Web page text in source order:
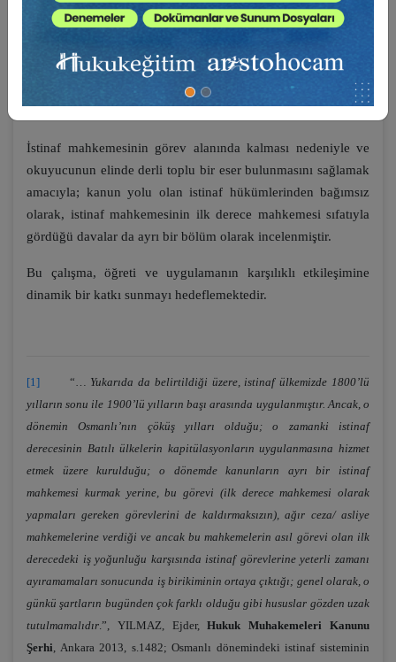
kullanılmaktadır. Aslında bu bir ifade kolaylığı da
kararından söz edildiği durumlarda, aslında bölge adliye
mahkemesi hukuk dairesinin kararından söz edildiğini
İstinaf mahkemesinin görev alanında kalması nedeniyle ve
okuyucunun elinde derli toplu bir eser bulunmasını sağlamak
amacıyla; kanun yolu olan istinaf hükümlerinden bağımsız
olarak, istinaf mahkemesinin ilk derece mahkemesi sıfatıyla
gördüğü davalar da ayrı bir bölüm olarak incelenmiştir.
Bu çalışma, öğreti ve uygulamanın karşılıklı etkileşimine
dinamik bir katkı sunmayı hedeflemektedir.
[1] “… Yukarıda da belirtildiği üzere, istinaf ülkemizde 1800’lü
yılların sonu ile 1900’lü yılların başı arasında uygulanmıştır. Ancak, o
dönemin Osmanlı’nın çöküş yılları olduğu; o zamanki istinaf
derecesinin Batılı ülkelerin kapitülasyonların uygulanmasına hizmet
etmek üzere kurulduğu; o dönemde kanunların ayrı bir istinaf
mahkemesi kurmak yerine, bu görevi (ilk derece mahkemesi olarak
yapmaları gereken görevlerini de kaldırmaksızın), ağır ceza/ asliye
mahkemelerine verdiği ve ancak bu mahkemelerin asıl görevi olan ilk
derecedeki iş yoğunluğu karşısında istinaf görevlerine yeterli zamanı
ayıramamaları sonucunda iş birikiminin ortaya çıktığı; genel olarak, o
günkü şartların bugünden çok farklı olduğu gibi hususlar gözden uzak
tutulmamalıdır.”, YILMAZ, Ejder,Hukuk Muhakemeleri Kanunu
Şerhi, Ankara 2013, s.1482; Osmanlı dönemindeki istinaf sisteminin